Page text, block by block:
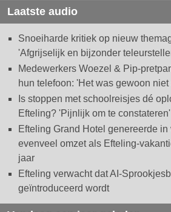
Laatste audio
Snoeiharde kritiek op nieuw
'Afgrijselijk en bijzonder
Medewerkers Woezel & Pip-
hun telefoon: 'Het was gewoon niet
Is stoppen met schoolreisjes dé
Efteling? 'Pijnlijk om te constateren'
Efteling Grand Hotel genereerde in
evenveel omzet als Efteling-
jaar
Efteling verwacht dat AI-
geïntroduceerd wordt